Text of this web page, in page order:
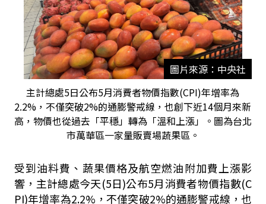
圖片來源：中央社
主計總處5日公布5月消費者物價指數(CPI)年增率為
2.2%，不僅突破2%的通膨警戒線，也創下近14個月來新
高，物價也從過去「平穩」轉為「溫和上漲」。圖為台北
市萬華區一家量販賣場蔬果區。
受到油料費、蔬果價格及航空燃油附加費上漲影
響，主計總處今天(5日)公布5月消費者物價指數(C
PI)年增率為2.2%，不僅突破2%的通膨警戒線，也